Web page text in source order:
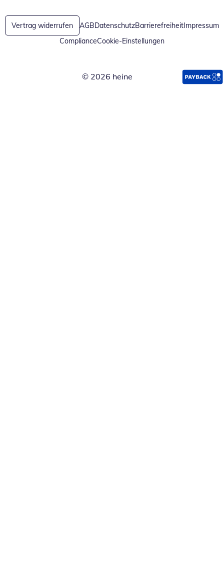
Vertrag widerrufen AGBDatenschutzBarrierefreiheitImpressum
ComplianceCookie-Einstellungen
© 2026 heine